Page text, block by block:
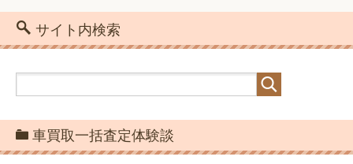
り依頼のやり方は超簡単
トヨタプリウスPHVの買取・下取り価格
の相場は？
サイト内検索
車買取一括査定体験談